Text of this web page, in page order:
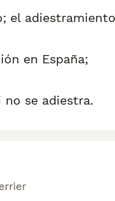
el adiestramiento
en España;
no se adiestra.